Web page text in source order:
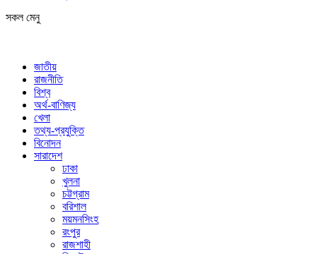
সকল মেনু
জাতীয়
রাজনীতি
বিশ্ব
অর্থ-বাণিজ্য
খেলা
তথ্য-প্রযুক্তি
বিনোদন
সারাদেশ
ঢাকা
খুলনা
চট্টগ্রাম
বরিশাল
ময়মনসিংহ
রংপুর
রাজশাহী